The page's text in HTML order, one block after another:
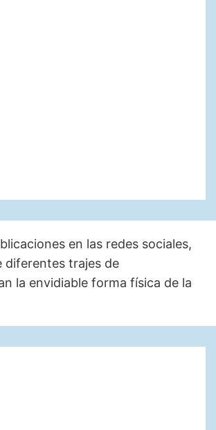
en las redes sociales,
diferentes trajes de
la envidiable forma física de la